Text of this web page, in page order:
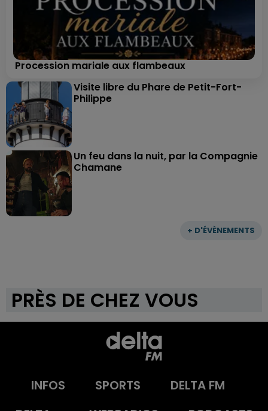
+ D'ÉVÈNEMENTS
Procession mariale aux flambeaux
Visite libre du Phare de Petit-Fort-
Philippe
Un feu dans la nuit, par la Compagnie
Chamane
PRÈS DE CHEZ VOUS
INFOS SPORTS
DELTA FM